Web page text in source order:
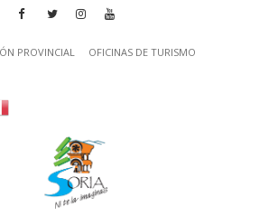
PROVINCIAL
OFICINAS DE TURISMO